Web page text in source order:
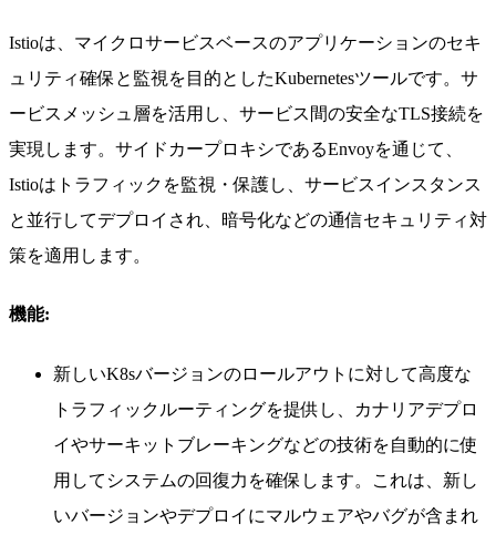
Istioは、マイクロサービスベースのアプリケーションのセキ
ュリティ確保と監視を目的としたKubernetesツールです。サ
ービスメッシュ層を活用し、サービス間の安全なTLS接続を
実現します。サイドカープロキシであるEnvoyを通じて、
Istioはトラフィックを監視・保護し、サービスインスタンス
と並行してデプロイされ、暗号化などの通信セキュリティ対
策を適用します。
機能:
新しいK8sバージョンのロールアウトに対して高度な
トラフィックルーティングを提供し、カナリアデプロ
イやサーキットブレーキングなどの技術を自動的に使
用してシステムの回復力を確保します。これは、新し
いバージョンやデプロイにマルウェアやバグが含まれ